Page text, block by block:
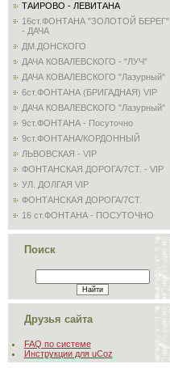
ТАИРОВО - ЛЕВИТАНА
16ст.ФОНТАНА "ЗОЛОТОЙ БЕРЕГ"
- ДАЧА
ДМ.ДОНСКОГО
ДАЧА КОВАЛЕВСКОГО - "ЛУЧ"
ДАЧА КОВАЛЕВСКОГО "Лазурный"
6ст.ФОНТАНА (БРИГАДНАЯ) VIP
ДАЧА КОВАЛЕВСКОГО "Лазурный"
9ст.ФОНТАНА - Посуточно
9ст.ФОНТАНА/КОРДОННЫЙ
ЛЬВОВСКАЯ - VIP
ФОНТАНСКАЯ ДОРОГА/7СТ. - VIP
УЛ. ДОЛГАЯ VIP
ФОНТАНСКАЯ ДОРОГА/7СТ.
16 ст.ФОНТАНА - ПОСУТОЧНО
Поиск
Друзья сайта
FAQ по системе
Инструкции для uCoz